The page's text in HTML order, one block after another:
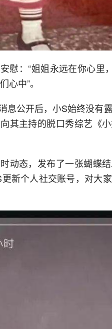
慰：“姐姐永远在你心里
中”。
息公开后，小S始终没有
其主持的脱口秀综艺《
动态，发布了一张蝴蝶
新个人社交账号，对大